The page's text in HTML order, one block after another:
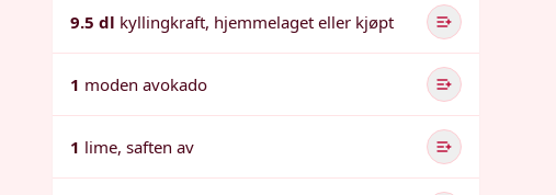
9.5 dl kyllingkraft, hjemmelaget eller kjøpt
1 moden avokado
1 lime, saften av